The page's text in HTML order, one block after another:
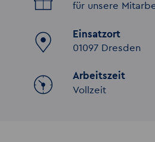
für unsere
Einsatzort
01097 Dresden
Arbeitszeit
Vollzeit